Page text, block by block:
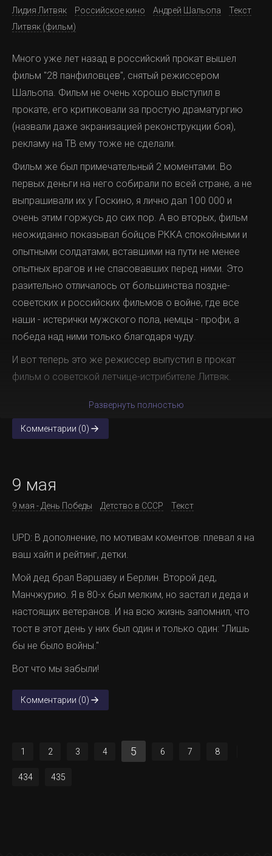
Лидия Литвяк Российское кино Андрей Шальопа
Текст
Литвяк (фильм)
Много уже лет назад в российский прокат вышел
фильм "28 панфиловцев", снятый режиссером
Шальопа. Фильм не очень хорошо выступил в
прокате, его критиковали за простую драматургию
(назвали даже экранизацией реконструкции боя),
рекламу на ТВ ему тоже не сделали.
Фильм же был примечательный 2 моментами. Во
первых деньги на него собирали по всей стране, а не
выпрашивали их у Госкино, я лично дал 100 000 и
очень этим горжусь до сих пор. А во вторых, фильм
неожиданно показывал бойцов РККА спокойными и
опытными солдатами, вставшими на пути не менее
опытных врагов и не спасовавших перед ними. Это
разительно отличалось от большинства поздне-
советских и российских фильмов о войне, где все
наши - истерички мужского пола, немцы - профи, а
победа над ними только благодаря чуду.
И вот теперь это же режиссер выпустил в прокат
фильм о советской летчице-истрибителе Литвяк.
Развернуть полностью
Комментарии (0)
9 мая
9 мая - День Победы Детство в СССР Текст
UPD: В дополнение, по мотивам коментов: плевал я на
ваш хайп и рейтинг, детки.
Мой дед брал Варшаву и Берлин. Второй дед,
Манчжурию. Я в 80-х был мелким, но застал и деда и
настоящих ветеранов. И на всю жизнь запомнил, что
тост в этот день у них был один и только один: "Лишь
бы не было войны."
Вот что мы забыли!
Комментарии (0)
1 2 3 4 5 6 7 8
434 435